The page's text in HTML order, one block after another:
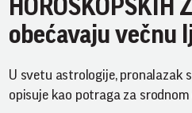
HOROSKOPSKIH
obećavaju večnu
U svetu astrologije, pronalazak
opisuje kao potraga za srodnom